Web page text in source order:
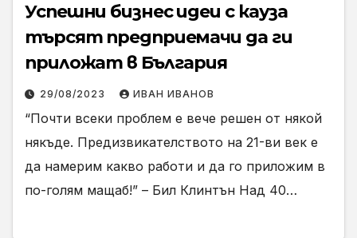
Успешни бизнес идеи с кауза
търсят предприемачи да ги
приложат в България
29/08/2023 ИВАН ИВАНОВ
“Почти всеки проблем е вече решен от някой
някъде. Предизвикателството на 21-ви век е
да намерим какво работи и да го приложим в
по-голям мащаб!” – Бил Клинтън Над 40…